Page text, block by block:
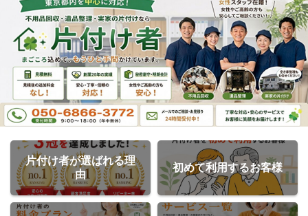
片付け者が選ばれる理
由
初めて利用するお客様